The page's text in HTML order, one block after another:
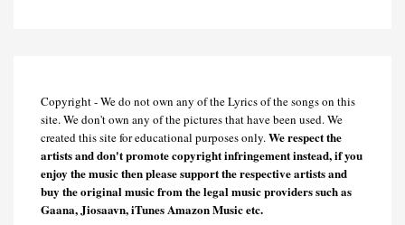
Copyright - We do not own any of the Lyrics of the songs on this
site. We don't own any of the pictures that have been used. We
created this site for educational purposes only.We respect the
artists and don't promote copyright infringement instead, if you
enjoy the music then please support the respective artists and
buy the original music from the legal music providers such as
Gaana, Jiosaavn, iTunes Amazon Music etc.